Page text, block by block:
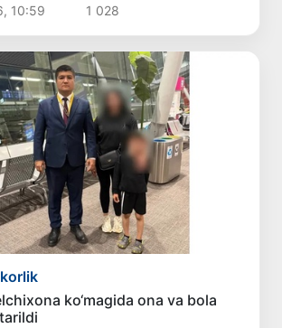
10:59 1 028
ko‘magida ona va bola